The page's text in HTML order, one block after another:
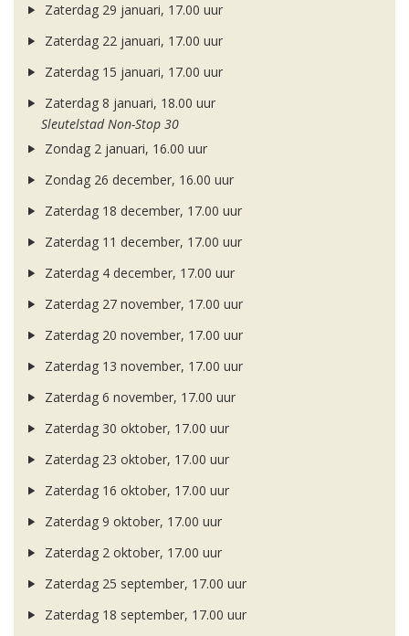
Zaterdag 29 januari, 17.00 uur
Zaterdag 22 januari, 17.00 uur
Zaterdag 15 januari, 17.00 uur
Zaterdag 8 januari, 18.00 uur
Sleutelstad Non-Stop 30
Zondag 2 januari, 16.00 uur
Zondag 26 december, 16.00 uur
Zaterdag 18 december, 17.00 uur
Zaterdag 11 december, 17.00 uur
Zaterdag 4 december, 17.00 uur
Zaterdag 27 november, 17.00 uur
Zaterdag 20 november, 17.00 uur
Zaterdag 13 november, 17.00 uur
Zaterdag 6 november, 17.00 uur
Zaterdag 30 oktober, 17.00 uur
Zaterdag 23 oktober, 17.00 uur
Zaterdag 16 oktober, 17.00 uur
Zaterdag 9 oktober, 17.00 uur
Zaterdag 2 oktober, 17.00 uur
Zaterdag 25 september, 17.00 uur
Zaterdag 18 september, 17.00 uur